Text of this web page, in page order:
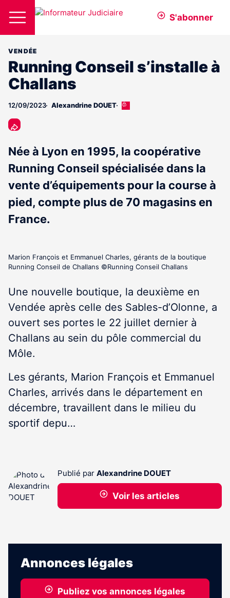
S'abonner
VENDÉE
Running Conseil s’installe à
Challans
12/09/2023 Alexandrine DOUET
Cet
abonnés
Née à Lyon en 1995, la coopérative
Running Conseil spécialisée dans la
vente d’équipements pour la course à
pied, compte plus de 70 magasins en
France.
Marion François et Emmanuel Charles, gérants de la boutique
Running Conseil de Challans ©Running Conseil Challans
Une nouvelle boutique, la deuxième en
Vendée après celle des Sables-d’Olonne, a
ouvert ses portes le 22 juillet dernier à
Challans au sein du pôle commercial du
Môle.
Les gérants, Marion François et Emmanuel
Charles, arrivés dans le département en
décembre, travaillent dans le milieu du
sportif depu…
Publié par Alexandrine DOUET
Voir les articles
Annonces légales
Publiez vos annonces légales